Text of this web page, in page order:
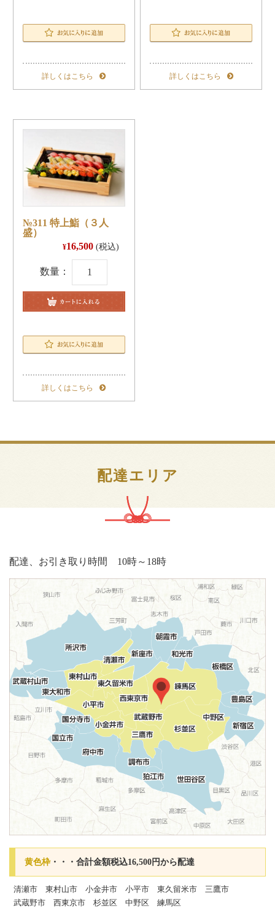
り
合
個
お気に入りに追加
詳しくはこちら
な
重
詳しくはこちら
№311 特上鮨（３人
盛）
¥16,500(税込)
№311
特
上
（３
人
個
カートに入れる
詳しくはこちら
配達エリア
配達、お引き取り時間 10時～18時
黄色枠・・・合計金額税込16,500円から配達
清瀬市 東村山市 小金井市 小平市 東久留米市
三鷹市
武蔵野市
西東京市 杉並区 中野区 練馬区